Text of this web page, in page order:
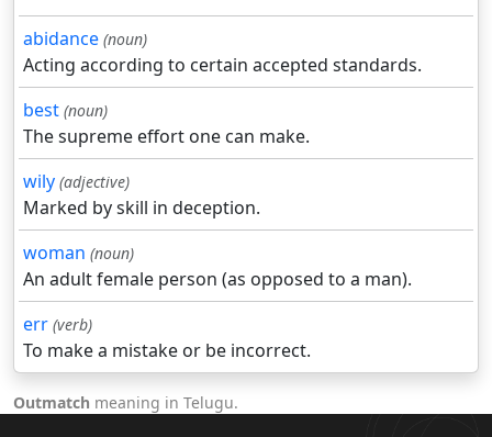
abidance (noun)
Acting according to certain accepted standards.
best (noun)
The supreme effort one can make.
wily (adjective)
Marked by skill in deception.
woman (noun)
An adult female person (as opposed to a man).
err (verb)
To make a mistake or be incorrect.
Outmatch meaning in Telugu.